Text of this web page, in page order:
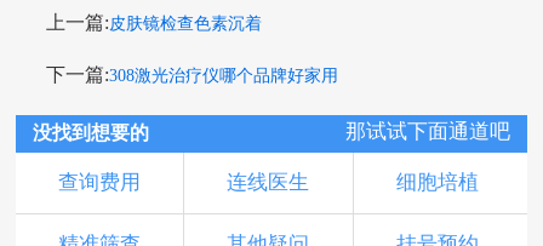
上一篇:皮肤镜检查色素沉着
下一篇:308激光治疗仪哪个品牌好家用
没找到想要的 那试试下面通道吧
查询费用 连线医生 细胞培植